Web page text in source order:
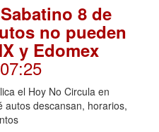
8 de
no pueden
y Edomex
el Hoy No Circula en
autos descansan, horarios,